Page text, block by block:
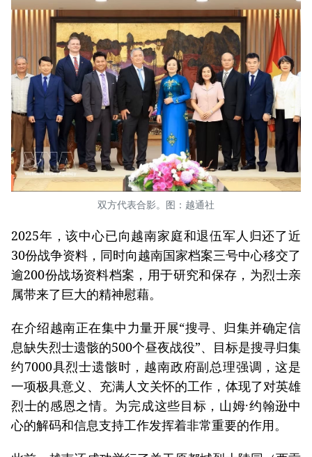
双方代表合影。图：越通社
2025年，该中心已向越南家庭和退伍军人归还了近
30份战争资料，同时向越南国家档案三号中心移交了
逾200份战场资料档案，用于研究和保存，为烈士亲
属带来了巨大的精神慰藉。
在介绍越南正在集中力量开展“搜寻、归集并确定信
息缺失烈士遗骸的500个昼夜战役”、目标是搜寻归集
约7000具烈士遗骸时，越南政府副总理强调，这是
一项极具意义、充满人文关怀的工作，体现了对英雄
烈士的感恩之情。为完成这些目标，山姆·约翰逊中
心的解码和信息支持工作发挥着非常重要的作用。